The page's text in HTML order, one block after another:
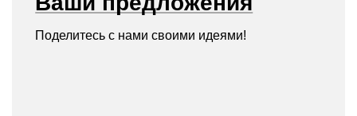
Поделитесь с нами своими идеями!